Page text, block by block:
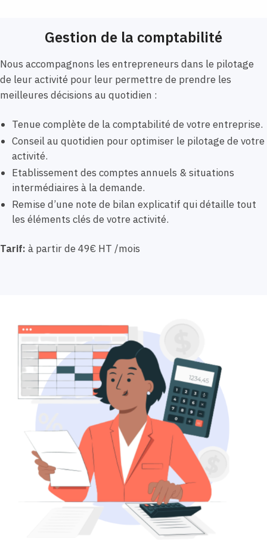
Gestion de la comptabilité
Nous accompagnons les entrepreneurs dans le pilotage
de leur activité pour leur permettre de prendre les
meilleures décisions au quotidien :
Tenue complète de la comptabilité de votre entreprise.
Conseil au quotidien pour optimiser le pilotage de votre
activité.
Etablissement des comptes annuels & situations
intermédiaires à la demande.
Remise d’une note de bilan explicatif qui détaille tout
les éléments clés de votre activité.
Tarif: à partir de 49€ HT /mois